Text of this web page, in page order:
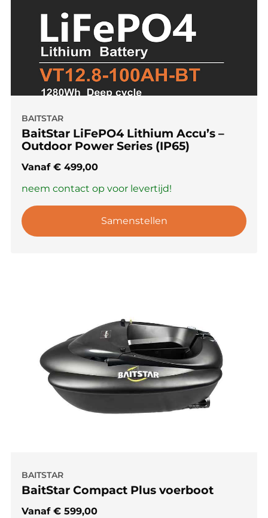
BAITSTAR
BaitStar LiFePO4 Lithium Accu’s –
Outdoor Power Series (IP65)
Vanaf € 499,00
neem contact op voor levertijd!
Samenstellen
BAITSTAR
BaitStar Compact Plus voerboot
Vanaf € 599,00